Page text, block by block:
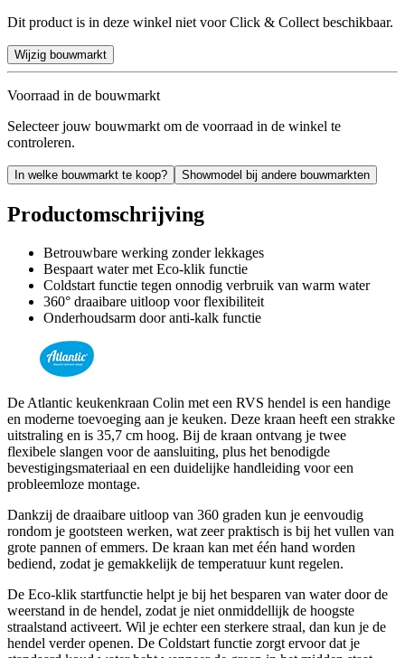
Dit product is in deze winkel niet voor Click & Collect beschikbaar.
Wijzig bouwmarkt
Voorraad in de bouwmarkt
Selecteer jouw bouwmarkt om de voorraad in de winkel te
controleren.
In welke bouwmarkt te koop? Showmodel bij andere bouwmarkten
Productomschrijving
Betrouwbare werking zonder lekkages
Bespaart water met Eco-klik functie
Coldstart functie tegen onnodig verbruik van warm water
360° draaibare uitloop voor flexibiliteit
Onderhoudsarm door anti-kalk functie
De Atlantic keukenkraan Colin met een RVS hendel is een handige
en moderne toevoeging aan je keuken. Deze kraan heeft een strakke
uitstraling en is 35,7 cm hoog. Bij de kraan ontvang je twee
flexibele slangen voor de aansluiting, plus het benodigde
bevestigingsmateriaal en een duidelijke handleiding voor een
probleemloze montage.
Dankzij de draaibare uitloop van 360 graden kun je eenvoudig
rondom je gootsteen werken, wat zeer praktisch is bij het vullen van
grote pannen of emmers. De kraan kan met één hand worden
bediend, zodat je gemakkelijk de temperatuur kunt regelen.
De Eco-klik startfunctie helpt je bij het besparen van water door de
weerstand in de hendel, zodat je niet onmiddellijk de hoogste
straalstand activeert. Wil je echter een sterkere straal, dan kun je de
hendel verder openen. De Coldstart functie zorgt ervoor dat je